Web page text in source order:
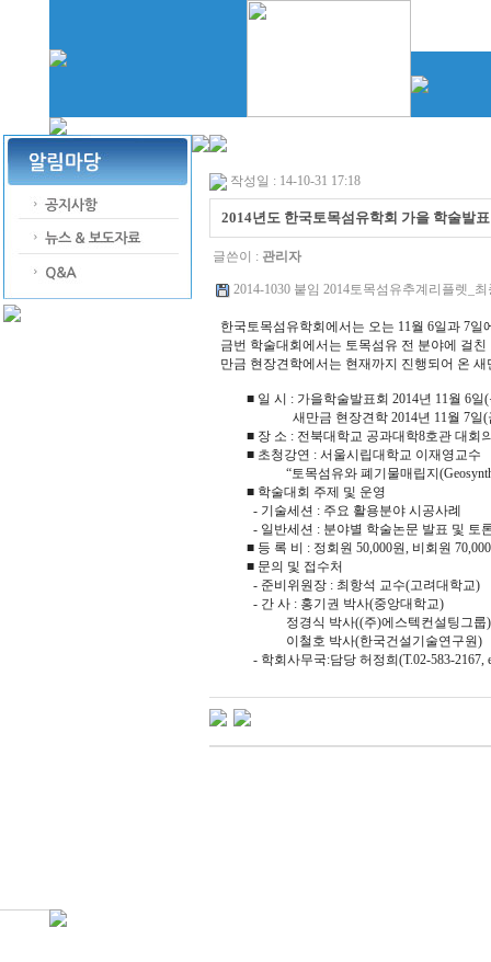
작성일 : 14-10-31 17:18
2014년도 한국토목섬유학회 가을 학술발
글쓴이 : 관리자
2014-1030 붙임 2014토목섬유추계리플렛_
한국토목섬유학회에서는 오는 11월 6일과 7
금번 학술대회에서는 토목섬유 전 분야에 걸
만금 현장견학에서는 현재까지 진행되어 온
■ 일 시 : 가을학술발표회 2014년 11월 6일(
새만금 현장견학 2014년 11월 7일(
■ 장 소 : 전북대학교 공과대학8호관 대회
■ 초청강연 : 서울시립대학교 이재영교수
“토목섬유와 폐기물매립지
■ 학술대회 주제 및 운영
- 기술세션 : 주요 활용분야 시공사례
- 일반세션 : 분야별 학술논문 발표 및 토
■ 등 록 비 : 정회원 50,000원, 비회원 70,000
■ 문의 및 접수처
- 준비위원장 : 최항석 교수(고려대학교)
- 간 사 : 홍기권 박사(중앙대학교)
정경식 박사((주)에스텍컨설팅그룹)
이철호 박사(한국건설기술연구원)
- 학회사무국:담당 허정희(T.02-583-2167,